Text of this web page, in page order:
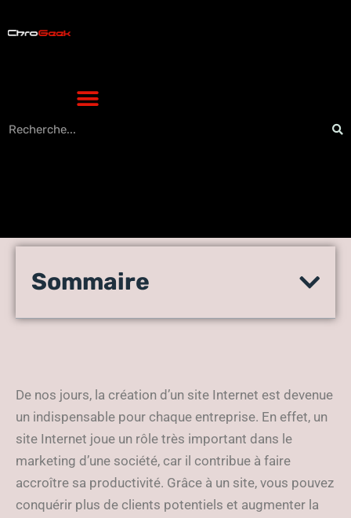
Les outils préférés des
2022
Sommaire
De nos jours, la création d’un site Internet est devenue
un indispensable pour chaque entreprise. En effet, un
site Internet joue un rôle très important dans le
marketing d’une société, car il contribue à faire
accroître sa productivité. Grâce à un site, vous pouvez
conquérir plus de clients potentiels et augmenter la